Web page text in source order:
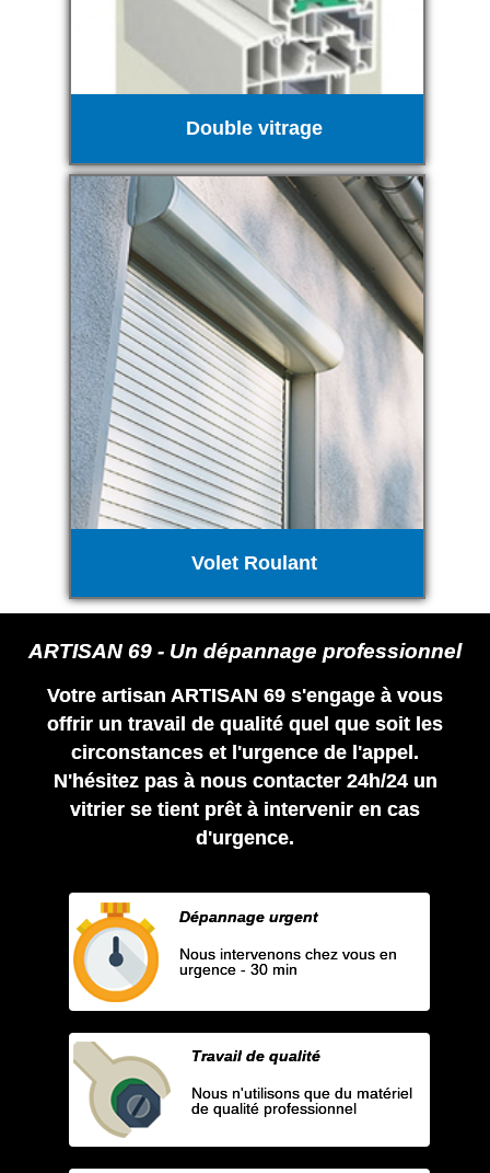
Double vitrage
Volet Roulant
ARTISAN 69 - Un dépannage professionnel
Votre artisan ARTISAN 69 s'engage à vous
offrir un travail de qualité quel que soit les
circonstances et l'urgence de l'appel.
N'hésitez pas à nous contacter 24h/24 un
vitrier se tient prêt à intervenir en cas
d'urgence.
Dépannage urgent
Nous intervenons chez vous en
urgence - 30 min
Travail de qualité
Nous n'utilisons que du matériel
de qualité professionnel